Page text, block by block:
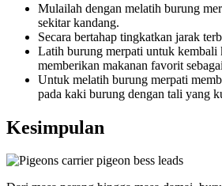
Mulailah dengan melatih burung
sekitar kandang.
Secara bertahap tingkatkan jarak
Latih burung merpati untuk kembali
memberikan makanan favorit
Untuk melatih burung merpati
pada kaki burung dengan tali yang
Kesimpulan